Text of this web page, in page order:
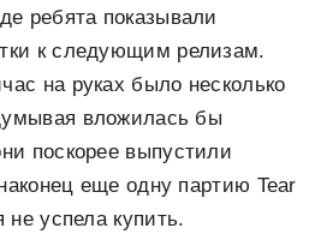
ребята показывали
к следующим релизам.
на руках было несколько
вложилась бы
поскорее выпустили
еще одну партию Tear
не успела купить.